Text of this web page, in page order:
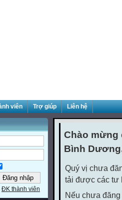
viên Trợ giúp Liên hệ
ĐK thành viên
Chào mừng
Bình
Quý vị chưa
tải được các tư
Nếu chưa